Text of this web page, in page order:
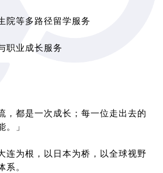
院等多路径留学服务
职业成长服务
，都是一次成长；每一位走出去的
」
连为根，以日本为桥，以全球视野
。